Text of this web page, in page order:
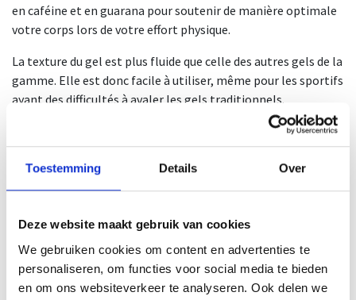
Toestemming Details Over
Deze website maakt gebruik van cookies
We gebruiken cookies om content en advertenties te
personaliseren, om functies voor social media te bieden
en om ons websiteverkeer te analyseren. Ook delen we
en caféine et en guarana pour soutenir de manière optimale
votre corps lors de votre effort physique.
La texture du gel est plus fluide que celle des autres gels de la
gamme. Elle est donc facile à utiliser, même pour les sportifs
ayant des difficultés à avaler les gels traditionnels.
Ce gel est généralement utilisé pour des efforts plus courts
ou en fin d'effort.
Un gel contient 60 ml.
Une boîte contient 12 gels.
Une boîte contient 48 gels.
Numéro NUT : 1386/54